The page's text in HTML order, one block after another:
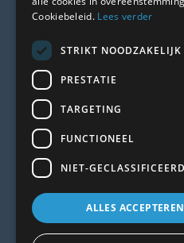
Algemene
Kunststof
Kunststof
Kunststof
Kunststof
Kunststof
Cookiebeleid. Lees verder
STRIKT NOODZAKELIJK
PRESTATIE
TARGETING
FUNCTIONEEL
NIET-GECLASSIFICEERD
ALLES ACCEPTEREN